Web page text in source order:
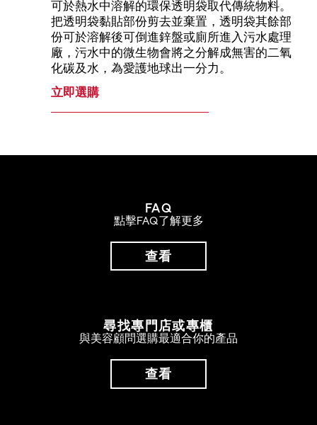
可於熱水中溶解的環保透明袋取代傳統物料。
把透明袋黏貼部份剪去並棄置，透明袋其餘部
份可於溶解後可倒進鋅盤或廁所進入污水處理
廠，污水中的微生物會將之分解成無害的二氧
化碳及水，為愛護地球出一分力。
立即選購
FAQ
點擊FAQ了解更多
查看
尋找專門店或專櫃
與美容顧問選購最適合你的產品
查看